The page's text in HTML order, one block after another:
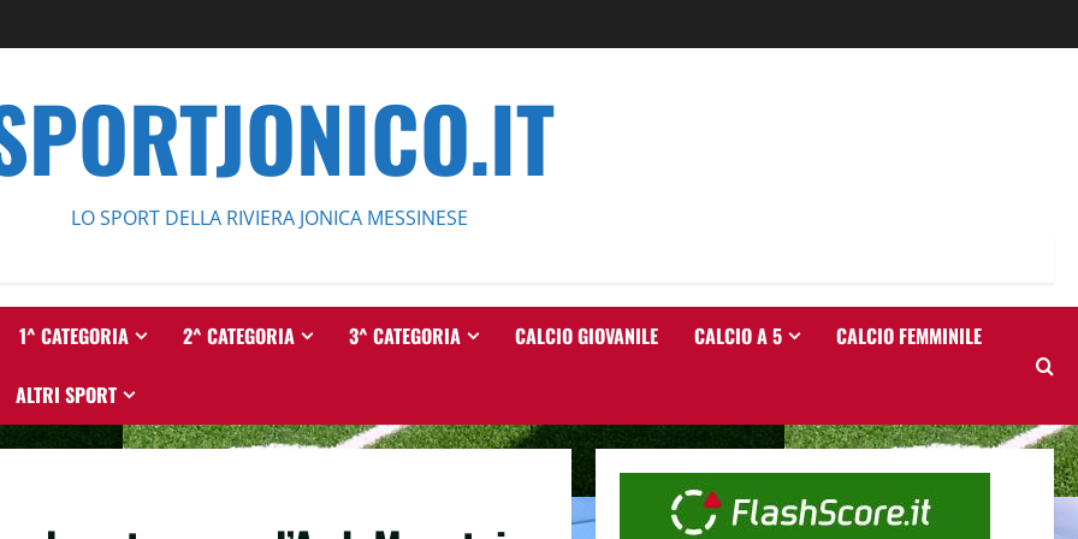
LO SPORT DELLA RIVIERA JONICA MESSINESE
1^ CATEGORIA 2^ CATEGORIA 3^ CATEGORIA CALCIO GIOVANILE CALCIO A 5 CALCIO FEMMINILE
ALTRI SPORT